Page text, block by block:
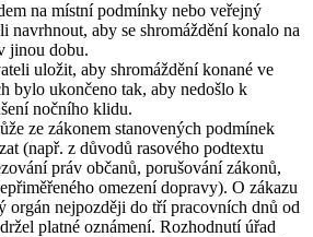
na místní podmínky nebo veřejný
navrhnout, aby se shromáždění konalo na
jinou dobu.
uložit, aby shromáždění konané ve
bylo ukončeno tak, aby nedošlo k
nočního klidu.
ze zákonem stanovených podmínek
(např. z důvodů rasového podtextu
práv občanů, porušování zákonů,
omezení dopravy). O zákazu
orgán nejpozději do tří pracovních dnů od
platné oznámení. Rozhodnutí úřad